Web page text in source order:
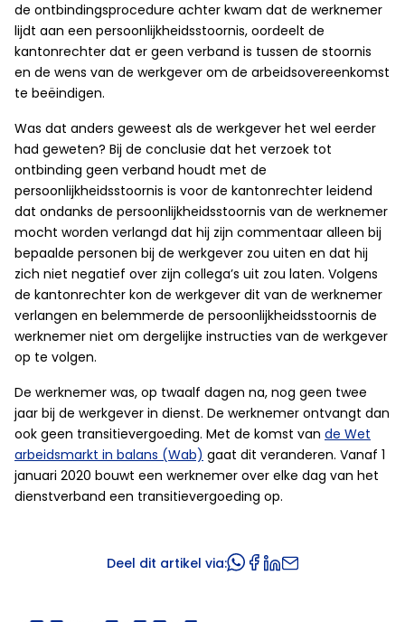
de ontbindingsprocedure achter kwam dat de werknemer
lijdt aan een persoonlijkheidsstoornis, oordeelt de
kantonrechter dat er geen verband is tussen de stoornis
en de wens van de werkgever om de arbeidsovereenkomst
te beëindigen.
Was dat anders geweest als de werkgever het wel eerder
had geweten? Bij de conclusie dat het verzoek tot
ontbinding geen verband houdt met de
persoonlijkheidsstoornis is voor de kantonrechter leidend
dat ondanks de persoonlijkheidsstoornis van de werknemer
mocht worden verlangd dat hij zijn commentaar alleen bij
bepaalde personen bij de werkgever zou uiten en dat hij
zich niet negatief over zijn collega’s uit zou laten. Volgens
de kantonrechter kon de werkgever dit van de werknemer
verlangen en belemmerde de persoonlijkheidsstoornis de
werknemer niet om dergelijke instructies van de werkgever
op te volgen.
De werknemer was, op twaalf dagen na, nog geen twee
jaar bij de werkgever in dienst. De werknemer ontvangt dan
ook geen transitievergoeding. Met de komst van de Wet
arbeidsmarkt in balans (Wab) gaat dit veranderen. Vanaf 1
januari 2020 bouwt een werknemer over elke dag van het
dienstverband een transitievergoeding op.
Deel dit artikel via: